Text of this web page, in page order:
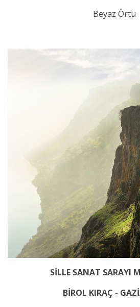
Beyaz Örtü
SİLLE SANAT SARAYI
BİROL KIRAÇ -